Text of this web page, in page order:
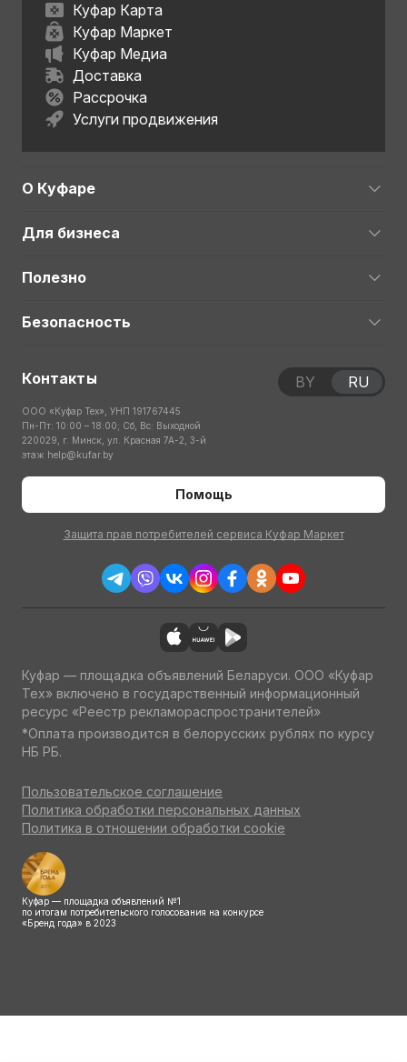
Куфар Карта
Куфар Маркет
Куфар Медиа
Доставка
Рассрочка
Услуги продвижения
О Куфаре
Для бизнеса
Полезно
Безопасность
Контакты
ООО «Куфар Тех», УНП 191767445
Пн-Пт: 10:00 – 18:00; Сб, Вс: Выходной
220029, г. Минск, ул. Красная 7А-2, 3-й
этаж help@kufar.by
Помощь
Защита прав потребителей сервиса Куфар Маркет
BY RU
Куфар — площадка объявлений Беларуси. ООО «Куфар
Тех» включено в государственный информационный
ресурс «Реестр рекламораспространителей»
*Оплата производится в белорусских рублях по курсу
НБ РБ.
Пользовательское соглашение
Политика обработки персональных данных
Политика в отношении обработки cookie
Куфар — площадка объявлений №1
по итогам потребительского голосования на конкурсе
«Бренд года» в 2023